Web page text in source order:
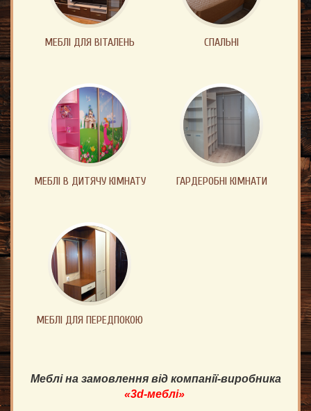
МЕБЛІ ДЛЯ ВІТАЛЕНЬ СПАЛЬНІ
МЕБЛІ В ДИТЯЧУ КІМНАТУ ГАРДЕРОБНІ КІМНАТИ
МЕБЛІ ДЛЯ ПЕРЕДПОКОЮ
Меблі на замовлення від компанії-виробника
«3d-меблі»